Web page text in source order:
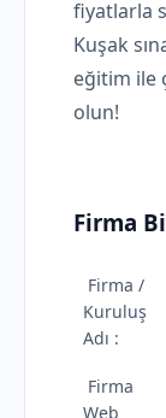
fiyatlarla
Kuşak
eğitim ile
olun!
Firma
Firma /
Kuruluş
Adı :
Firma
Web